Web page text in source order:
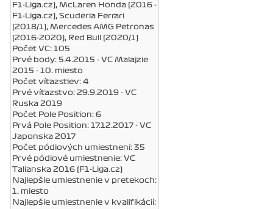
F1-Liga.cz), McLaren Honda (2016 -
F1-Liga.cz), Scuderia Ferrari
(2018/1), Mercedes AMG Petronas
(2016-2020), Red Bull (2020/1)
Počet VC: 105
Prvé body: 5.4.2015 - VC Malajzie
2015 - 10. miesto
Počet víťazstiev: 4
Prvé víťazstvo: 29.9.2019 - VC
Ruska 2019
Počet Pole Position: 6
Prvá Pole Position: 17.12.2017 - VC
Japonska 2017
Počet pódiových umiestnení: 35
Prvé pódiové umiestnenie: VC
Talianska 2016 (F1-Liga.cz)
Najlepšie umiestnenie v pretekoch:
1. miesto
Najlepšie umiestnenie v kvalifikácií: